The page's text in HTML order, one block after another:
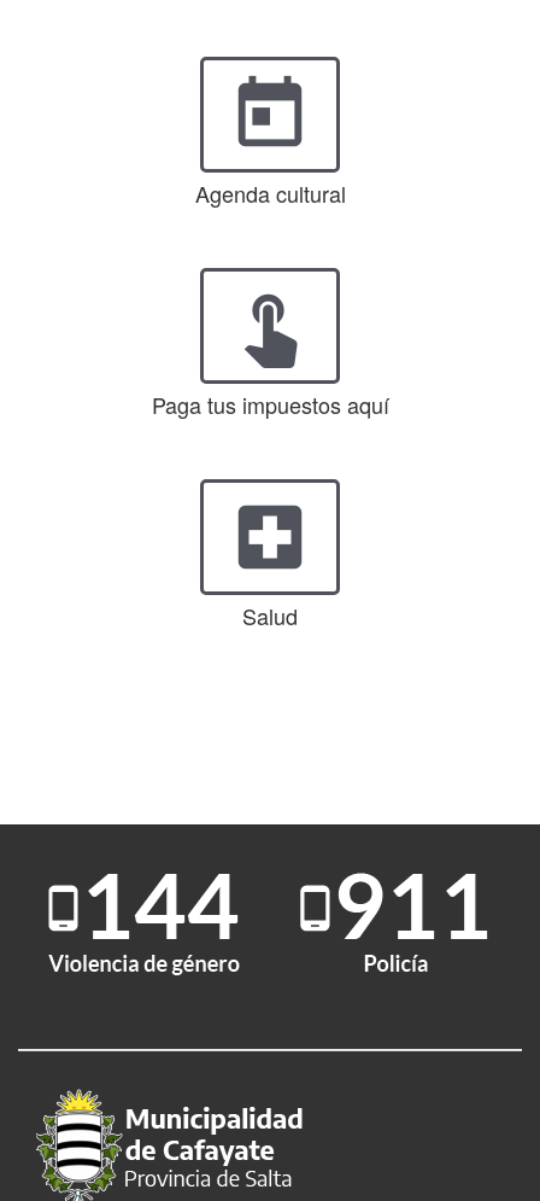
today
Agenda cultural
touch_app
Paga tus impuestos aquí
local_hospital
Salud